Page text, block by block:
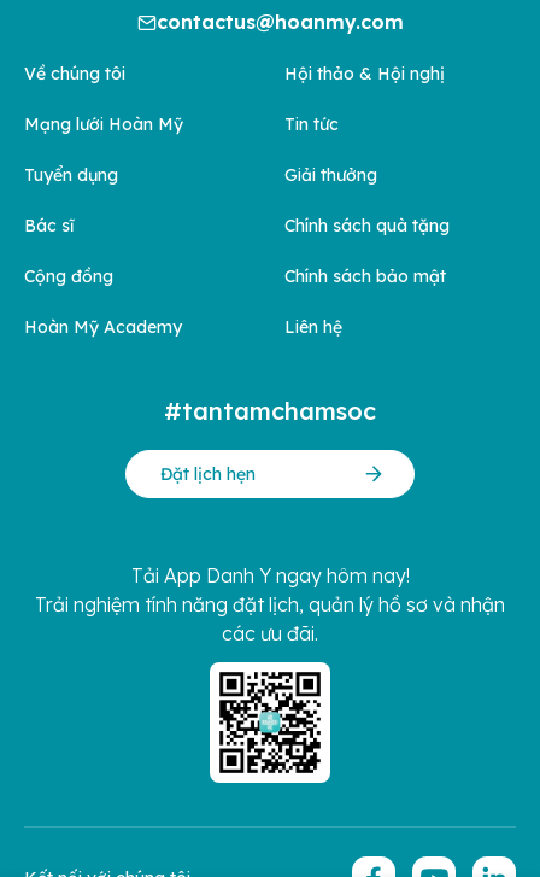
contactus@hoanmy.com
Về chúng tôi
Mạng lưới Hoàn Mỹ
Tuyển dụng
Bác sĩ
Cộng đồng
Hoàn Mỹ Academy
Hội thảo & Hội nghị
Tin tức
Giải thưởng
Chính sách quà tặng
Chính sách bảo mật
Liên hệ
#tantamchamsoc
Đặt lịch hẹn
Tải App Danh Y ngay hôm nay!
Trải nghiệm tính năng đặt lịch, quản lý hồ sơ và nhận
các ưu đãi.